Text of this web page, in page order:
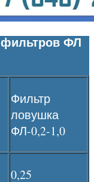
фильтров ФЛ
Фильтр
ловушка
ФЛ-0,2-1,0
0,25